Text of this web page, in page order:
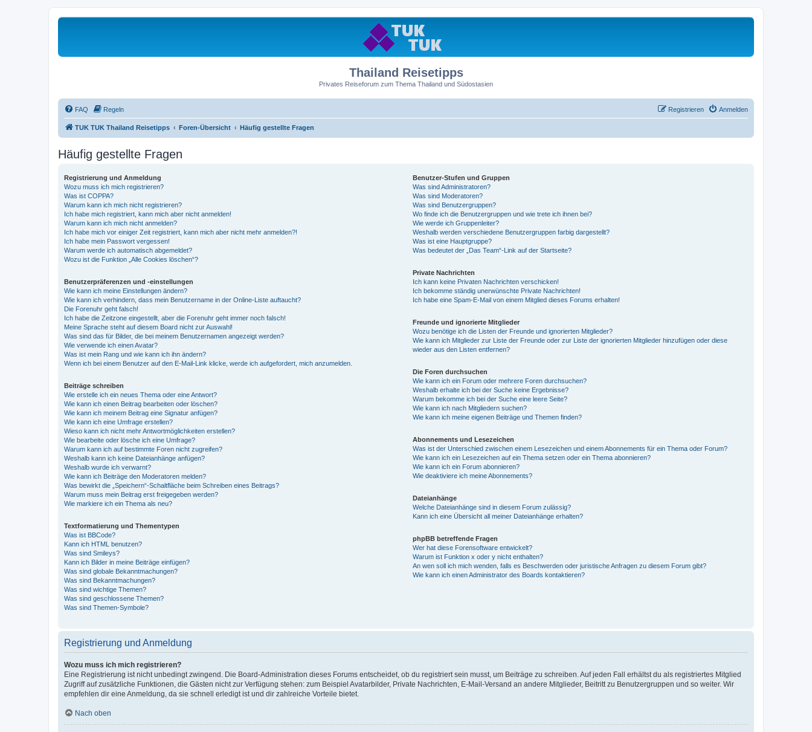
Thailand Reisetipps
Privates Reiseforum zum Thema Thailand und Südostasien
FAQ Regeln Anmelden
Registrieren
TUK TUK Thailand Reisetipps Foren-Übersicht Häufig gestellte Fragen
Häufig gestellte Fragen
Registrierung und Anmeldung
Wozu muss ich mich registrieren?
Was ist COPPA?
Warum kann ich mich nicht registrieren?
Ich habe mich registriert, kann mich aber nicht anmelden!
Warum kann ich mich nicht anmelden?
Ich habe mich vor einiger Zeit registriert, kann mich aber nicht mehr anmelden?!
Ich habe mein Passwort vergessen!
Warum werde ich automatisch abgemeldet?
Wozu ist die Funktion „Alle Cookies löschen“?
Benutzerpräferenzen und -einstellungen
Wie kann ich meine Einstellungen ändern?
Wie kann ich verhindern, dass mein Benutzername in der Online-Liste auftaucht?
Die Forenuhr geht falsch!
Ich habe die Zeitzone eingestellt, aber die Forenuhr geht immer noch falsch!
Meine Sprache steht auf diesem Board nicht zur Auswahl!
Was sind das für Bilder, die bei meinem Benutzernamen angezeigt werden?
Wie verwende ich einen Avatar?
Was ist mein Rang und wie kann ich ihn ändern?
Wenn ich bei einem Benutzer auf den E-Mail-Link klicke, werde ich aufgefordert, mich anzumelden.
Beiträge schreiben
Wie erstelle ich ein neues Thema oder eine Antwort?
Wie kann ich einen Beitrag bearbeiten oder löschen?
Wie kann ich meinem Beitrag eine Signatur anfügen?
Wie kann ich eine Umfrage erstellen?
Wieso kann ich nicht mehr Antwortmöglichkeiten erstellen?
Wie bearbeite oder lösche ich eine Umfrage?
Warum kann ich auf bestimmte Foren nicht zugreifen?
Weshalb kann ich keine Dateianhänge anfügen?
Weshalb wurde ich verwarnt?
Wie kann ich Beiträge den Moderatoren melden?
Was bewirkt die „Speichern“-Schaltfläche beim Schreiben eines Beitrags?
Warum muss mein Beitrag erst freigegeben werden?
Wie markiere ich ein Thema als neu?
Textformatierung und Thementypen
Was ist BBCode?
Kann ich HTML benutzen?
Was sind Smileys?
Kann ich Bilder in meine Beiträge einfügen?
Was sind globale Bekanntmachungen?
Was sind Bekanntmachungen?
Was sind wichtige Themen?
Was sind geschlossene Themen?
Was sind Themen-Symbole?
Benutzer-Stufen und Gruppen
Was sind Administratoren?
Was sind Moderatoren?
Was sind Benutzergruppen?
Wo finde ich die Benutzergruppen und wie trete ich ihnen bei?
Wie werde ich Gruppenleiter?
Weshalb werden verschiedene Benutzergruppen farbig dargestellt?
Was ist eine Hauptgruppe?
Was bedeutet der „Das Team“-Link auf der Startseite?
Private Nachrichten
Ich kann keine Privaten Nachrichten verschicken!
Ich bekomme ständig unerwünschte Private Nachrichten!
Ich habe eine Spam-E-Mail von einem Mitglied dieses Forums erhalten!
Freunde und ignorierte Mitglieder
Wozu benötige ich die Listen der Freunde und ignorierten Mitglieder?
Wie kann ich Mitglieder zur Liste der Freunde oder zur Liste der ignorierten Mitglieder hinzufügen oder diese
wieder aus den Listen entfernen?
Die Foren durchsuchen
Wie kann ich ein Forum oder mehrere Foren durchsuchen?
Weshalb erhalte ich bei der Suche keine Ergebnisse?
Warum bekomme ich bei der Suche eine leere Seite?
Wie kann ich nach Mitgliedern suchen?
Wie kann ich meine eigenen Beiträge und Themen finden?
Abonnements und Lesezeichen
Was ist der Unterschied zwischen einem Lesezeichen und einem Abonnements für ein Thema oder Forum?
Wie kann ich ein Lesezeichen auf ein Thema setzen oder ein Thema abonnieren?
Wie kann ich ein Forum abonnieren?
Wie deaktiviere ich meine Abonnements?
Dateianhänge
Welche Dateianhänge sind in diesem Forum zulässig?
Kann ich eine Übersicht all meiner Dateianhänge erhalten?
phpBB betreffende Fragen
Wer hat diese Forensoftware entwickelt?
Warum ist Funktion x oder y nicht enthalten?
An wen soll ich mich wenden, falls es Beschwerden oder juristische Anfragen zu diesem Forum gibt?
Wie kann ich einen Administrator des Boards kontaktieren?
Registrierung und Anmeldung
Wozu muss ich mich registrieren?
Eine Registrierung ist nicht unbedingt zwingend. Die Board-Administration dieses Forums entscheidet, ob du registriert sein musst, um Beiträge zu schreiben. Auf jeden Fall erhältst du als registriertes Mitglied
Zugriff auf zusätzliche Funktionen, die Gästen nicht zur Verfügung stehen: zum Beispiel Avatarbilder, Private Nachrichten, E-Mail-Versand an andere Mitglieder, Beitritt zu Benutzergruppen und so weiter. Wir
empfehlen dir eine Anmeldung, da sie schnell erledigt ist und dir zahlreiche Vorteile bietet.
Nach oben